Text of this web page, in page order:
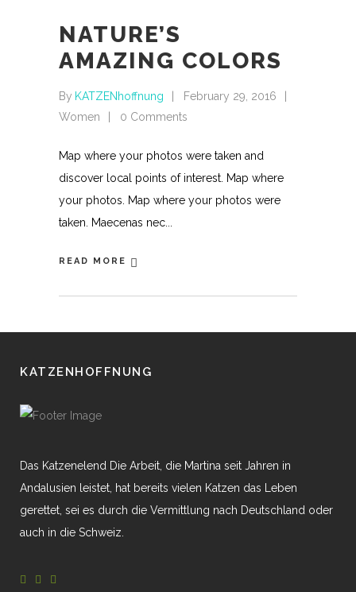
NATURE’S
AMAZING COLORS
By KATZENhoffnung
February 29, 2016
Women
0 Comments
Map where your photos were taken and
discover local points of interest. Map where
your photos. Map where your photos were
taken. Maecenas nec
READ MORE
KATZENHOFFNUNG
Das Katzenelend Die Arbeit, die Martina seit Jahren in
Andalusien leistet, hat bereits vielen Katzen das Leben
gerettet, sei es durch die Vermittlung nach Deutschland oder
auch in die Schweiz.